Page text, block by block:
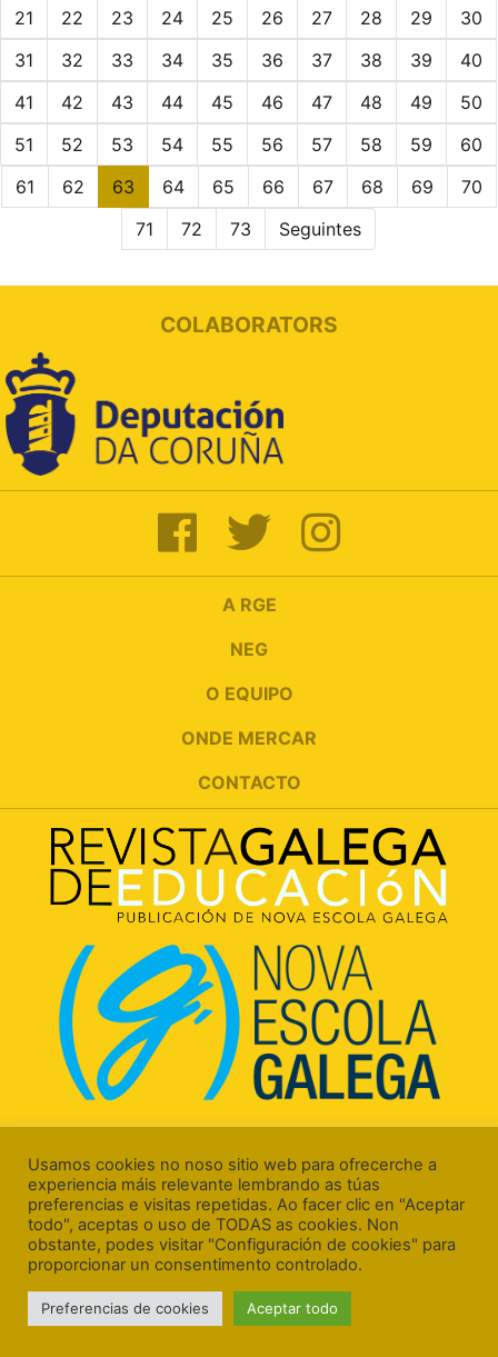
21
22 23 24 25 26 27 28 29
30
31
32 33 34 35 36 37 38 39
40
41
42 43 44 45 46 47 48 49
50
51
52 53 54 55 56 57 58 59
60
61
62 63 64 65 66 67 68 69
70
71
72 73 Seguintes
COLABORATORS
A RGE
NEG
O EQUIPO
ONDE MERCAR
CONTACTO
15706 Santiago de Compostela (A Coruña)
Aviso Legal
Usamos cookies no noso sitio web para ofrecerche a
experiencia máis relevante lembrando as túas
preferencias e visitas repetidas. Ao facer clic en "Aceptar
todo", aceptas o uso de TODAS as cookies. Non
obstante, podes visitar "Configuración de cookies" para
proporcionar un consentimento controlado.
Preferencias de cookies Aceptar todo